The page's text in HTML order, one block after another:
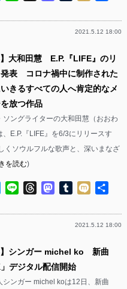
2021.5.12 18:00
】大和田慧 E.P.『LIFE』のリ
発表 コロナ禍中に制作された
きるすべての人へ肯定的なメ
放つ作品
ソングライターの大和田慧（おおわ
、E.P.『LIFE』を6/3にリリースす
くソウルフルな歌声と、深いまなざ
を読む)
TwitterLine ThreadsMastodon
Tumblr
Mixi
2021.5.12 18:00
】シンガー michel ko 新曲
」デジタル配信開始
シンガー michel koは12日、新曲